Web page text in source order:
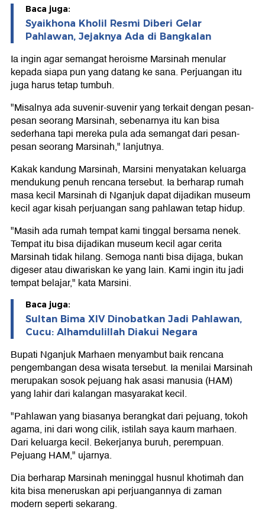
Baca juga:
Syaikhona Kholil Resmi Diberi Gelar
Pahlawan, Jejaknya Ada di Bangkalan
Ia ingin agar semangat heroisme Marsinah menular
kepada siapa pun yang datang ke sana. Perjuangan itu
juga harus tetap tumbuh.
"Misalnya ada suvenir-suvenir yang terkait dengan pesan-
pesan seorang Marsinah, sebenarnya itu kan bisa
sederhana tapi mereka pula ada semangat dari pesan-
pesan seorang Marsinah," lanjutnya.
Kakak kandung Marsinah, Marsini menyatakan keluarga
mendukung penuh rencana tersebut. Ia berharap rumah
masa kecil Marsinah di Nganjuk dapat dijadikan museum
kecil agar kisah perjuangan sang pahlawan tetap hidup.
"Masih ada rumah tempat kami tinggal bersama nenek.
Tempat itu bisa dijadikan museum kecil agar cerita
Marsinah tidak hilang. Semoga nanti bisa dijaga, bukan
digeser atau diwariskan ke yang lain. Kami ingin itu jadi
tempat belajar," kata Marsini.
Baca juga:
Sultan Bima XIV Dinobatkan Jadi Pahlawan,
Cucu: Alhamdulillah Diakui Negara
Bupati Nganjuk Marhaen menyambut baik rencana
pengembangan desa wisata tersebut. Ia menilai Marsinah
merupakan sosok pejuang hak asasi manusia (HAM)
yang lahir dari kalangan masyarakat kecil.
"Pahlawan yang biasanya berangkat dari pejuang, tokoh
agama, ini dari wong cilik, istilah saya kaum marhaen.
Dari keluarga kecil. Bekerjanya buruh, perempuan.
Pejuang HAM," ujarnya.
Dia berharap Marsinah meninggal husnul khotimah dan
kita bisa meneruskan api perjuangannya di zaman
modern seperti sekarang.